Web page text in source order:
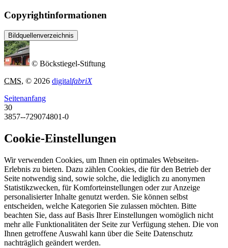
Copyrightinformationen
Bildquellenverzeichnis
© Böckstiegel-Stiftung
CMS, © 2026 digitalfabriX
Seitenanfang
30
3857--729074801-0
Cookie-Einstellungen
Wir verwenden Cookies, um Ihnen ein optimales Webseiten-
Erlebnis zu bieten. Dazu zählen Cookies, die für den Betrieb der
Seite notwendig sind, sowie solche, die lediglich zu anonymen
Statistikzwecken, für Komforteinstellungen oder zur Anzeige
personalisierter Inhalte genutzt werden. Sie können selbst
entscheiden, welche Kategorien Sie zulassen möchten. Bitte
beachten Sie, dass auf Basis Ihrer Einstellungen womöglich nicht
mehr alle Funktionalitäten der Seite zur Verfügung stehen. Die von
Ihnen getroffene Auswahl kann über die Seite Datenschutz
nachträglich geändert werden.